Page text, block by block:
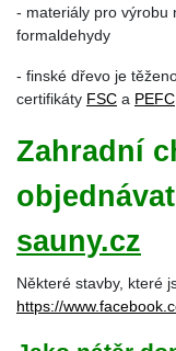
- materiály pro výrobu
formaldehydy
- finské dřevo je
certifikáty FSC a PEFC
Zahradní
sauny.cz
Některé stavby, které
https://